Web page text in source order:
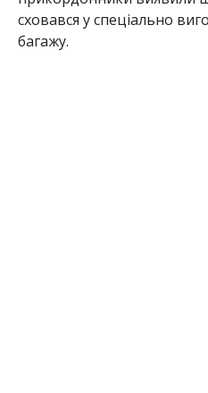
сховався у спеціально
багажу.